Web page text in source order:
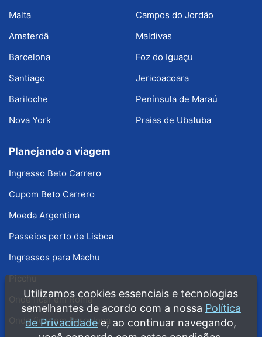
Malta
Amsterdã
Barcelona
Santiago
Bariloche
Nova York
Campos do Jordão
Maldivas
Foz do Iguaçu
Jericoacoara
Península de Maraú
Praias de Ubatuba
Planejando a viagem
Ingresso Beto Carrero
Cupom Beto Carrero
Moeda Argentina
Passeios perto de Lisboa
Ingressos para Machu
Picchu
Onde ficar em Roma
Onde ficar em Barcelona
Utilizamos cookies essenciais e tecnologias
semelhantes de acordo com a nossa Política
de Privacidade e, ao continuar navegando,